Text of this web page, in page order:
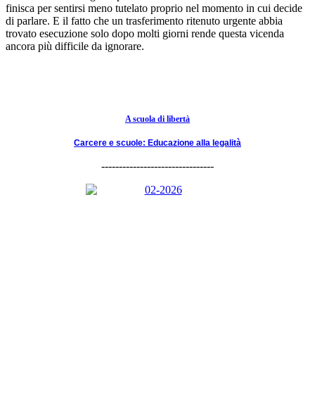
finisca per sentirsi meno tutelato proprio nel momento in cui decide
di parlare. E il fatto che un trasferimento ritenuto urgente abbia
trovato esecuzione solo dopo molti giorni rende questa vicenda
ancora più difficile da ignorare.
A scuola di libertà
Carcere e scuole: Educazione alla legalità
--------------------------------